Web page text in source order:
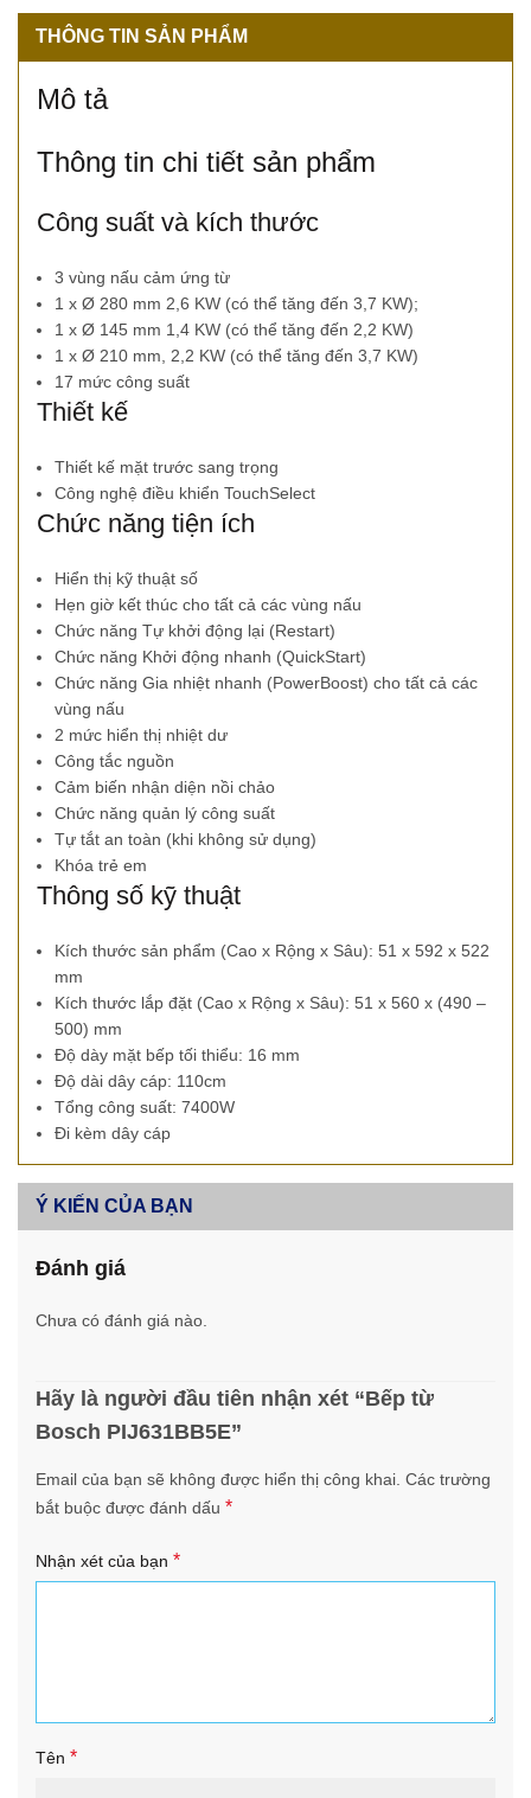
THÔNG TIN SẢN PHẨM
Mô tả
Thông tin chi tiết sản phẩm
Công suất và kích thước
3 vùng nấu cảm ứng từ
1 x Ø 280 mm 2,6 KW (có thể tăng đến 3,7 KW);
1 x Ø 145 mm 1,4 KW (có thể tăng đến 2,2 KW)
1 x Ø 210 mm, 2,2 KW (có thể tăng đến 3,7 KW)
17 mức công suất
Thiết kế
Thiết kế mặt trước sang trọng
Công nghệ điều khiển TouchSelect
Chức năng tiện ích
Hiển thị kỹ thuật số
Hẹn giờ kết thúc cho tất cả các vùng nấu
Chức năng Tự khởi động lại (Restart)
Chức năng Khởi động nhanh (QuickStart)
Chức năng Gia nhiệt nhanh (PowerBoost) cho tất cả các
vùng nấu
2 mức hiển thị nhiệt dư
Công tắc nguồn
Cảm biến nhận diện nồi chảo
Chức năng quản lý công suất
Tự tắt an toàn (khi không sử dụng)
Khóa trẻ em
Thông số kỹ thuật
Kích thước sản phẩm (Cao x Rộng x Sâu): 51 x 592 x 522
mm
Kích thước lắp đặt (Cao x Rộng x Sâu): 51 x 560 x (490 –
500) mm
Độ dày mặt bếp tối thiểu: 16 mm
Độ dài dây cáp: 110cm
Tổng công suất: 7400W
Đi kèm dây cáp
Ý KIẾN CỦA BẠN
Đánh giá
Chưa có đánh giá nào.
Hãy là người đầu tiên nhận xét “Bếp từ
Bosch PIJ631BB5E”
Email của bạn sẽ không được hiển thị công khai. Các trường
bắt buộc được đánh dấu *
Nhận xét của bạn *
Tên *